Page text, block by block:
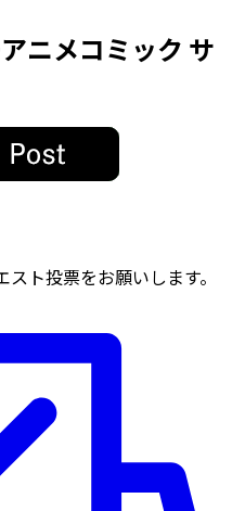
ニメコミック サ
ト投票をお願いします。